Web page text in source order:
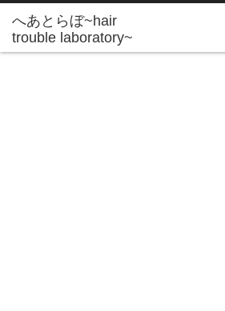
へあとらぼ~hair
trouble laboratory~